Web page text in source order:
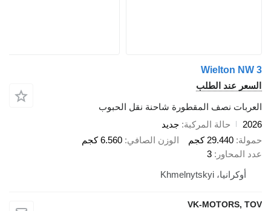
Wielton NW 3
السعر عند الطلب
العربات نصف المقطورة شاحنة نقل الحبوب
2026
حالة المركبة جديد
حمولة 29.440 كجم الوزن الصافي 6.560 كجم
عدد المحاور
3
أوكرانيا، Khmelnytskyi
VK-MOTORS, TOV